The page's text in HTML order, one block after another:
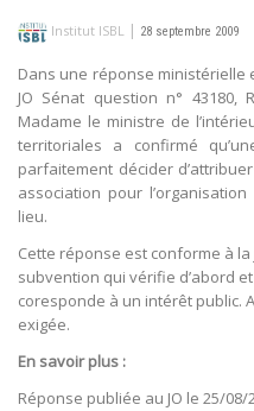
Institut ISBL | 28 septembre 2009
Dans une réponse ministérielle
JO Sénat question n° 43180,
Madame le ministre de
territoriales a confirmé
parfaitement décider
association pour
lieu.
Cette réponse est conforme à
subvention qui vérifie d’abord
coresponde à un intérêt public.
exigée.
En savoir plus :
Réponse publiée au JO le 25/08/